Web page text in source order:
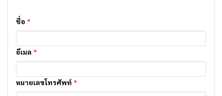
ชื่อ *
อีเมล *
หมายเลขโทรศัพท์ *